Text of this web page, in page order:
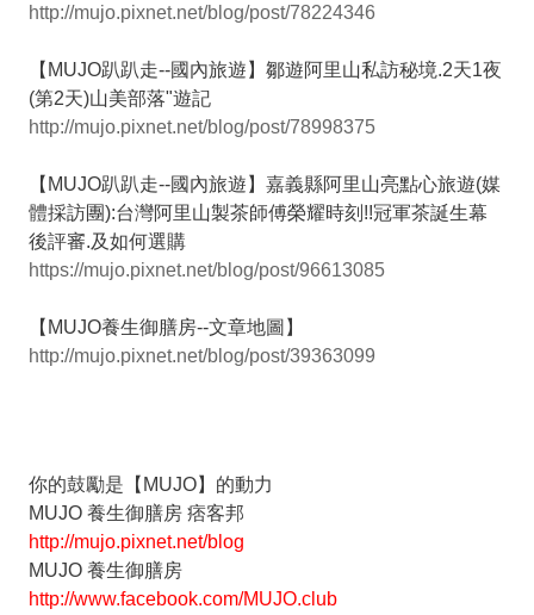
http://mujo.pixnet.net/blog/post/78224346
【MUJO趴趴走--國內旅遊】鄒遊阿里山私訪秘境.2天1夜
(第2天)山美部落"遊記
http://mujo.pixnet.net/blog/post/78998375
【MUJO趴趴走--國內旅遊】嘉義縣阿里山亮點心旅遊(媒
體採訪團):台灣阿里山製茶師傅榮耀時刻!!冠軍茶誕生幕
後評審.及如何選購
https://mujo.pixnet.net/blog/post/96613085
【MUJO養生御膳房--文章地圖】
http://mujo.pixnet.net/blog/post/39363099
你的鼓勵是【MUJO】的動力
MUJO 養生御膳房 痞客邦
http://mujo.pixnet.net/blog
MUJO 養生御膳房
http://www.facebook.com/MUJO.club